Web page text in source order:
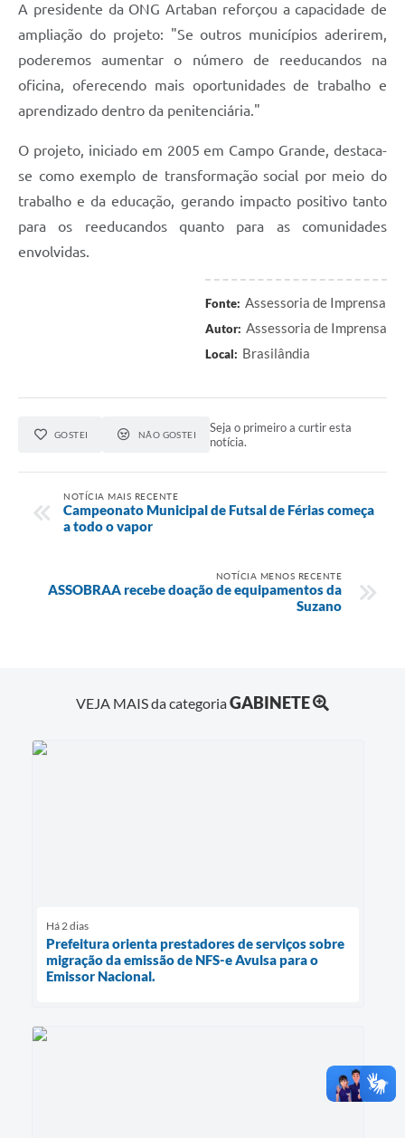
A presidente da ONG Artaban reforçou a capacidade de
ampliação do projeto: "Se outros municípios aderirem,
poderemos aumentar o número de reeducandos na
oficina, oferecendo mais oportunidades de trabalho e
aprendizado dentro da penitenciária."
O projeto, iniciado em 2005 em Campo Grande, destaca-
se como exemplo de transformação social por meio do
trabalho e da educação, gerando impacto positivo tanto
para os reeducandos quanto para as comunidades
envolvidas.
Fonte: Assessoria de Imprensa
Autor: Assessoria de Imprensa
Local: Brasilândia
GOSTEI NÃO GOSTEI
Seja o primeiro a curtir esta
notícia.
NOTÍCIA MAIS RECENTE
Campeonato Municipal de Futsal de Férias começa
a todo o vapor
NOTÍCIA MENOS RECENTE
ASSOBRAA recebe doação de equipamentos da
Suzano
VEJA MAIS da categoriaGABINETE
Há 2 dias
Prefeitura orienta prestadores de serviços sobre
migração da emissão de NFS-e Avulsa para o
Emissor Nacional.